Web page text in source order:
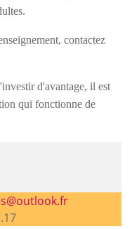
contactez
d'avantage, il est
qui fonctionne de